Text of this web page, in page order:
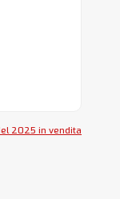
2025 in vendita